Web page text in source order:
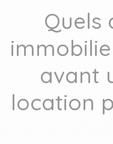
Quels
avant
location